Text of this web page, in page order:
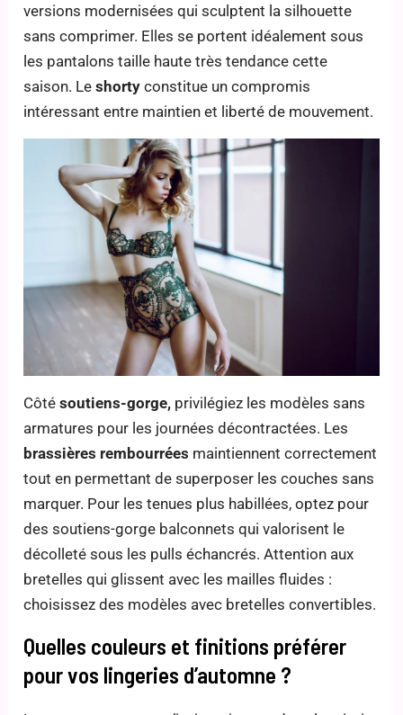
versions modernisées qui sculptent la silhouette
sans comprimer. Elles se portent idéalement sous
les pantalons taille haute très tendance cette
saison. Leshorty constitue un compromis
intéressant entre maintien et liberté de mouvement.
Côtésoutiens-gorge, privilégiez les modèles sans
armatures pour les journées décontractées. Les
brassières rembourrées maintiennent correctement
tout en permettant de superposer les couches sans
marquer. Pour les tenues plus habillées, optez pour
des soutiens-gorge balconnets qui valorisent le
décolleté sous les pulls échancrés. Attention aux
bretelles qui glissent avec les mailles fluides :
choisissez des modèles avec bretelles convertibles.
Quelles couleurs et finitions préférer
pour vos lingeries d’automne ?